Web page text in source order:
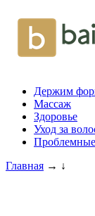
Держим
Массаж
Здоровье
Уход за
Главная → ↓